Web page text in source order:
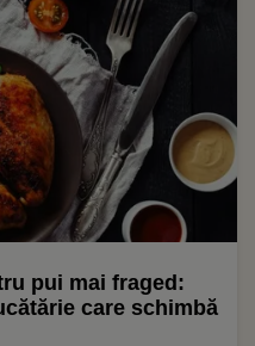
pui mai fraged:
care schimbă